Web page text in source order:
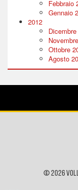
Febbraio
Gennaio
2012
Ottobre
Agosto
© 2026